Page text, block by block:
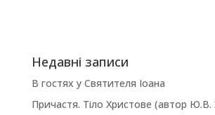
Недавні записи
В гостях у Святителя Іоана
Причастя. Тіло Христове (автор Ю.В.